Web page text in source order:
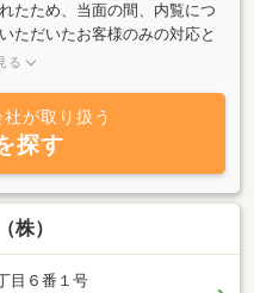
たため、当面の間、内覧につ
ただいたお客様のみの対応と
力をお願いいたします。また
る
が取り扱う
探す
株）
目６番１号